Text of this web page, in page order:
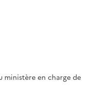
ministère en charge de